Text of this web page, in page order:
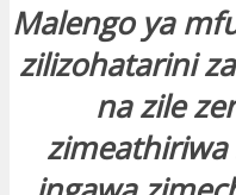
Malengo ya
zilizohatarini
na zile